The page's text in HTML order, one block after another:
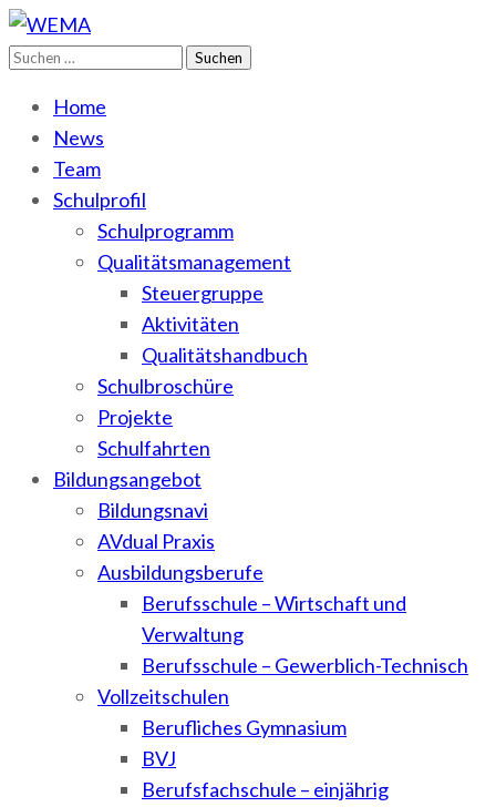
WEMA
BbS I des Salzlandkreises
Suchen
Home
News
Team
Schulprofil
Schulprogramm
Qualitätsmanagement
Steuergruppe
Aktivitäten
Qualitätshandbuch
Schulbroschüre
Projekte
Schulfahrten
Bildungsangebot
Bildungsnavi
AVdual Praxis
Ausbildungsberufe
Berufsschule – Wirtschaft und
Verwaltung
Berufsschule – Gewerblich-Technisch
Vollzeitschulen
Berufliches Gymnasium
BVJ
Berufsfachschule – einjährig